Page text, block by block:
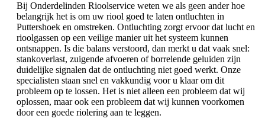
Bij Onderdelinden Rioolservice weten we als geen ander hoe
belangrijk het is om uw riool goed te laten ontluchten in
Puttershoek en omstreken. Ontluchting zorgt ervoor dat lucht en
rioolgassen op een veilige manier uit het systeem kunnen
ontsnappen. Is die balans verstoord, dan merkt u dat vaak snel:
stankoverlast, zuigende afvoeren of borrelende geluiden zijn
duidelijke signalen dat de ontluchting niet goed werkt. Onze
specialisten staan snel en vakkundig voor u klaar om dit
probleem op te lossen. Het is niet alleen een probleem dat wij
oplossen, maar ook een probleem dat wij kunnen voorkomen
door een goede riolering aan te leggen.